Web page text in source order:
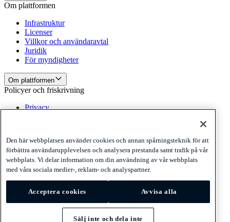
Om plattformen
Infrastruktur
Licenser
Villkor och användaravtal
Juridik
För myndigheter
Om plattformen
Policyer och friskrivning
Privacy
Policyer och friskrivning
Prenumerera på vårt nyhetsbrev Prenumerera på vårt
nyhetsbrev
Prenumerera på vårt nyhetsbrev
Privacy
Cookies
Disclaimer
Den här webbplatsen använder cookies och annan spårningsteknik för att
förbättra användarupplevelsen och analysera prestanda samt trafik på vår
webbplats. Vi delar information om din användning av vår webbplats
med våra sociala medier-, reklam- och analyspartner.
Acceptera cookies Avvisa alla
Sälj inte och dela inte